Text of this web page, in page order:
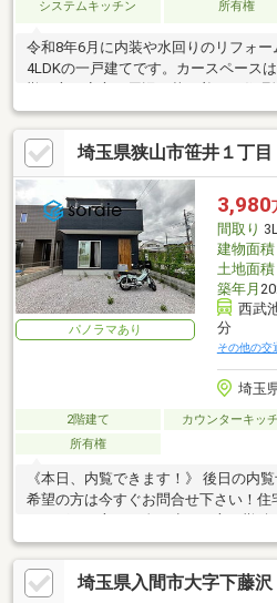
システムキッチン 所有権
令和8年6月に内装や水回りのリフォ
4LDKの一戸建てです。カースペース
中学校エリアです
埼玉県狭山市笹井１丁
パノラマあり
3,980
間取り
建物面積
土地面積
築年月
西武
分
その他の交
埼玉
2階建て カウンターキッ
所有権
《本日、内覧できます！》 後日の内
希望の方は今すぐお問合せ下さい！住
シングルの方、頭金が少ない方、勤続
ンのおまとめもOK！
埼玉県入間市大字下藤